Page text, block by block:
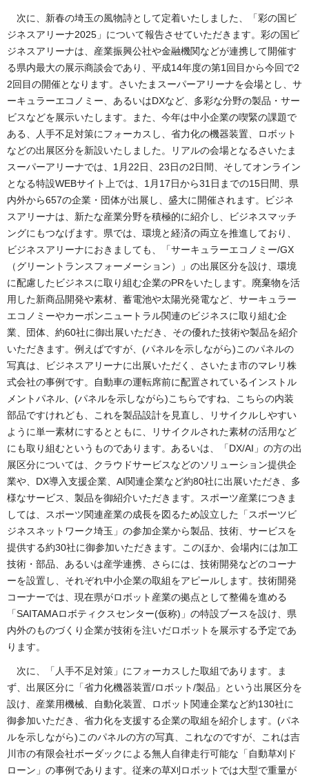
次に、新春の埼玉の風物詩として定着いたしました、「彩の国ビ
ジネスアリーナ2025」について報告させていただきます。彩の国ビ
ジネスアリーナは、産業振興公社や金融機関などが連携して開催す
る県内最大の展示商談会であり、平成14年度の第1回目から今回で2
2回目の開催となります。さいたまスーパーアリーナを会場とし、サ
ーキュラーエコノミー、あるいはDXなど、多彩な分野の製品・サー
ビスなどを展示いたします。また、今年は中小企業の喫緊の課題で
ある、人手不足対策にフォーカスし、省力化の機器装置、ロボット
などの出展区分を新設いたしました。リアルの会場となるさいたま
スーパーアリーナでは、1月22日、23日の2日間、そしてオンライン
となる特設WEBサイト上では、1月17日から31日までの15日間、県
内外から657の企業・団体が出展し、盛大に開催されます。ビジネ
スアリーナは、新たな産業分野を積極的に紹介し、ビジネスマッチ
ングにもつなげます。県では、環境と経済の両立を推進しており、
ビジネスアリーナにおきましても、「サーキュラーエコノミー/GX
（グリーントランスフォーメーション）」の出展区分を設け、環境
に配慮したビジネスに取り組む企業のPRをいたします。廃棄物を活
用した新商品開発や素材、蓄電池や太陽光発電など、サーキュラー
エコノミーやカーボンニュートラル関連のビジネスに取り組む企
業、団体、約60社に御出展いただき、その優れた技術や製品を紹介
いただきます。例えばですが、(パネルを示しながら)このパネルの
写真は、ビジネスアリーナに出展いただく、さいたま市のマレリ株
式会社の事例です。自動車の運転席前に配置されているインストル
メントパネル、(パネルを示しながら)こちらですね、こちらの内装
部品ですけれども、これを製品設計を見直し、リサイクルしやすい
ように単一素材にするとともに、リサイクルされた素材の活用など
にも取り組むというものであります。あるいは、「DX/AI」の方の出
展区分については、クラウドサービスなどのソリューション提供企
業や、DX導入支援企業、AI関連企業など約80社に出展いただき、多
様なサービス、製品を御紹介いただきます。スポーツ産業につきま
しては、スポーツ関連産業の成長を図るため設立した「スポーツビ
ジネスネットワーク埼玉」の参加企業から製品、技術、サービスを
提供する約30社に御参加いただきます。このほか、会場内には加工
技術・部品、あるいは産学連携、さらには、技術開発などのコーナ
ーを設置し、それぞれ中小企業の取組をアピールします。技術開発
コーナーでは、現在県がロボット産業の拠点として整備を進める
「SAITAMAロボティクスセンター(仮称)」の特設ブースを設け、県
内外のものづくり企業が技術を注いだロボットを展示する予定であ
ります。
次に、「人手不足対策」にフォーカスした取組であります。ま
ず、出展区分に「省力化機器装置/ロボット/製品」という出展区分を
設け、産業用機械、自動化装置、ロボット関連企業など約130社に
御参加いただき、省力化を支援する企業の取組を紹介します。(パネ
ルを示しながら)このパネルの方の写真、これなのですが、これは吉
川市の有限会社ボーダックによる無人自律走行可能な「自動草刈ド
ローン」の事例であります。従来の草刈ロボットでは大型で重量が